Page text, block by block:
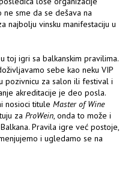
ne sme da se dešava na
najbolju vinsku manifestaciju u
toj igri sa balkanskim pravilima.
sebe kao neku VIP
pozivnicu za salon ili festival i
akreditacije je deo posla.
nosioci tituleMaster of Wine
zaProWein, onda to može i
Pravila igre već postoje,
i ugledamo se na